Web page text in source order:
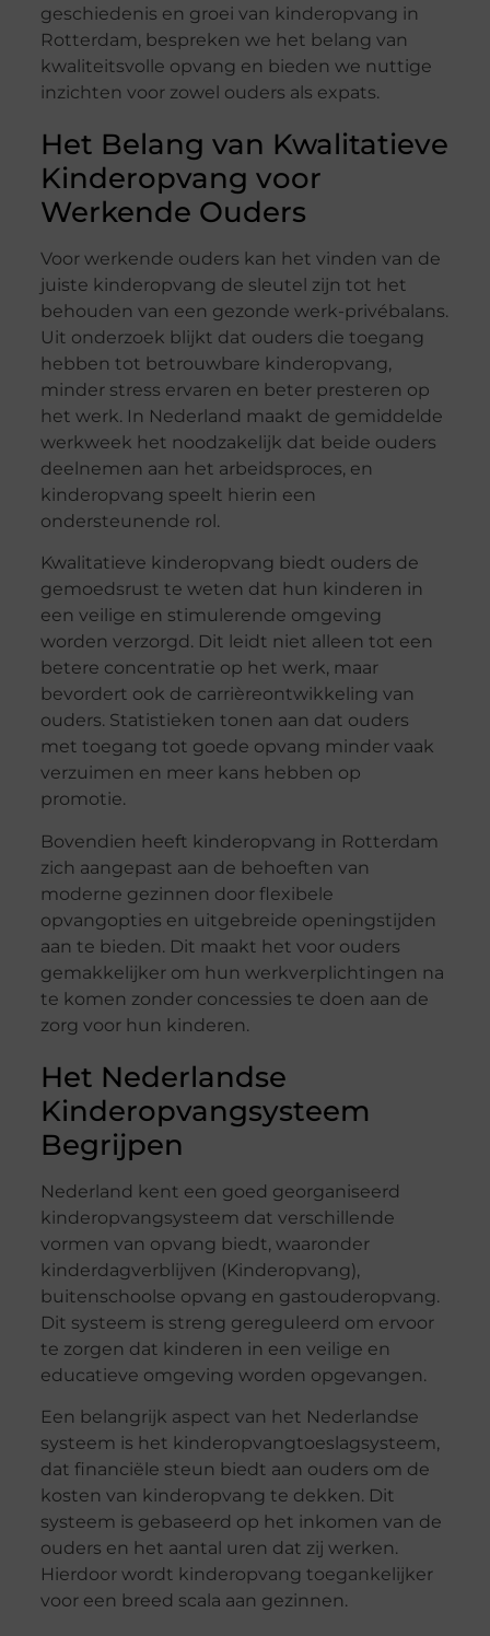
geschiedenis en groei van kinderopvang in
Rotterdam, bespreken we het belang van
kwaliteitsvolle opvang en bieden we nuttige
inzichten voor zowel ouders als expats.
Het Belang van Kwalitatieve
Kinderopvang voor
Werkende Ouders
Voor werkende ouders kan het vinden van de
juiste kinderopvang de sleutel zijn tot het
behouden van een gezonde werk-privébalans.
Uit onderzoek blijkt dat ouders die toegang
hebben tot betrouwbare kinderopvang,
minder stress ervaren en beter presteren op
het werk. In Nederland maakt de gemiddelde
werkweek het noodzakelijk dat beide ouders
deelnemen aan het arbeidsproces, en
kinderopvang speelt hierin een
ondersteunende rol.
Kwalitatieve kinderopvang biedt ouders de
gemoedsrust te weten dat hun kinderen in
een veilige en stimulerende omgeving
worden verzorgd. Dit leidt niet alleen tot een
betere concentratie op het werk, maar
bevordert ook de carrièreontwikkeling van
ouders. Statistieken tonen aan dat ouders
met toegang tot goede opvang minder vaak
verzuimen en meer kans hebben op
promotie.
Bovendien heeft kinderopvang in Rotterdam
zich aangepast aan de behoeften van
moderne gezinnen door flexibele
opvangopties en uitgebreide openingstijden
aan te bieden. Dit maakt het voor ouders
gemakkelijker om hun werkverplichtingen na
te komen zonder concessies te doen aan de
zorg voor hun kinderen.
Het Nederlandse
Kinderopvangsysteem
Begrijpen
Nederland kent een goed georganiseerd
kinderopvangsysteem dat verschillende
vormen van opvang biedt, waaronder
kinderdagverblijven (Kinderopvang),
buitenschoolse opvang en gastouderopvang.
Dit systeem is streng gereguleerd om ervoor
te zorgen dat kinderen in een veilige en
educatieve omgeving worden opgevangen.
Een belangrijk aspect van het Nederlandse
systeem is het kinderopvangtoeslagsysteem,
dat financiële steun biedt aan ouders om de
kosten van kinderopvang te dekken. Dit
systeem is gebaseerd op het inkomen van de
ouders en het aantal uren dat zij werken.
Hierdoor wordt kinderopvang toegankelijker
voor een breed scala aan gezinnen.